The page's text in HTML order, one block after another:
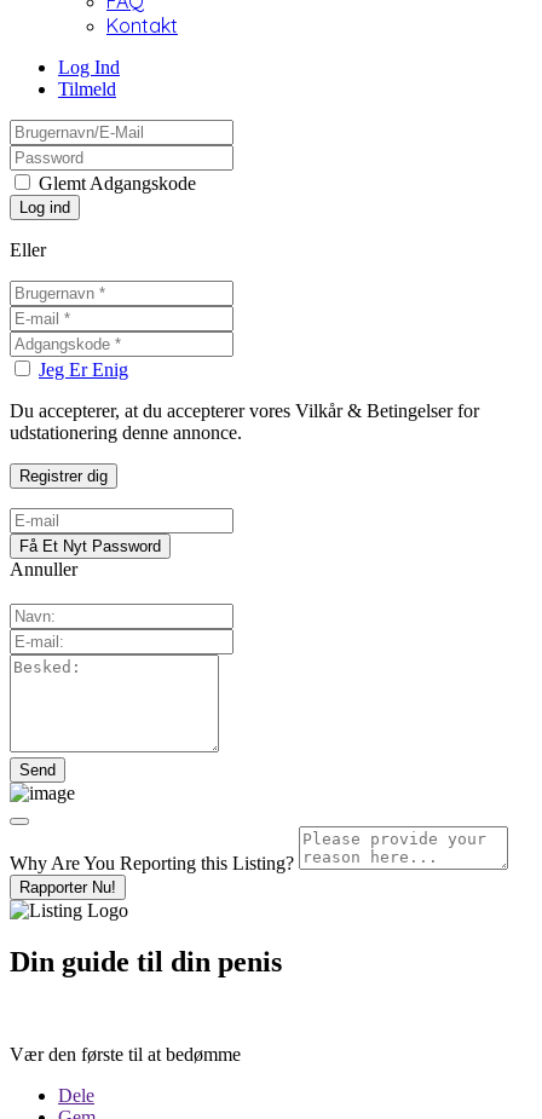
Kontakt
Log Ind
Tilmeld
Glemt Adgangskode
Eller
Jeg Er Enig
Du accepterer, at du accepterer vores Vilkår & Betingelser for
udstationering denne annonce.
Annuller
Why Are You Reporting this Listing?
Rapporter Nu!
Din guide til din penis
Vær den første til at bedømme
Dele